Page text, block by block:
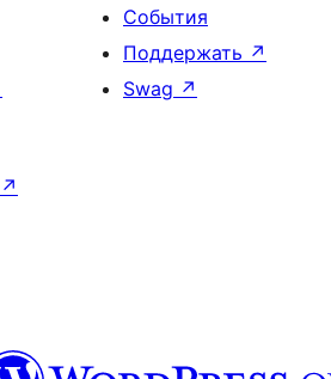
События
Поддержать ↗
Swag ↗
↗